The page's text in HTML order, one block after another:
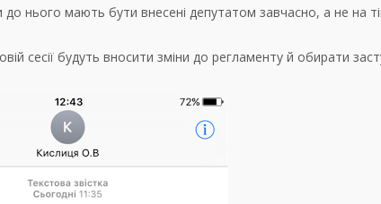
нього мають бути внесені депутатом завчасно, а не на тій
сесії будуть вносити зміни до регламенту й обирати